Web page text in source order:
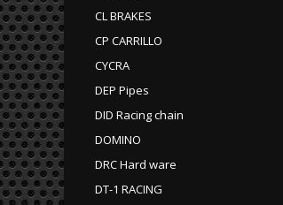
CL BRAKES
CP CARRILLO
CYCRA
DEP Pipes
DID Racing chain
DOMINO
DRC Hard ware
DT-1 RACING